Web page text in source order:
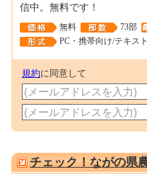
信中。無料です！
無料 73部
PC・携帯向け/テキス
規約に同意して
チェック！ながの県